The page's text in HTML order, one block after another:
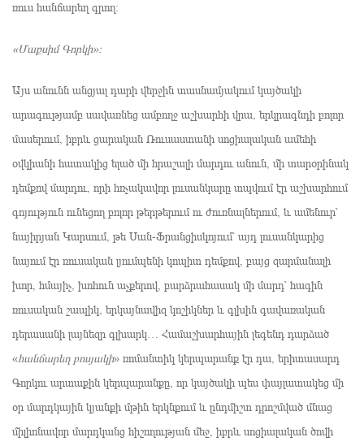
ռուս հանճարեղ գրող։
«Մաքսիմ Գորկի»։
Այս անունն անցյալ դարի վերջին տասնամյակում կայծակի
արագությամբ սավառնեց ամբողջ աշխարհի վրա, երկրագնդի բոլոր
մասերում, իբրև ցարական Ռուսաստանի սոցիալական ամեհի
օվկիանի հատակից ելած մի հրաշալի մարդու անուն, մի տարօրինակ
դեմքով մարդու, որի հռչակավոր լուսանկարը տպվում էր աշխարհում
գոյություն ունեցող բոլոր թերթերում ու ժուռնալներում, և ամենուր՝
նայիրյան Կարսում, թե Սան-Ֆրանցիսկոյում՝ այդ լուսանկարից
նայում էր ռուսական լյումպենի կոպիտ դեմքով, բայց զարմանալի
խոր, հմայիչ, խոհուն աչքերով, բարձրահասակ մի մարդ՝ հագին
ռուսական շապիկ, երկայնավիզ կոշիկներ և գլխին գավառական
դերասանի լայնեզր գլխարկ… Համաշխարհային լեգենդ դարձած
«հանճարեղ բոսյակի» ռոմանտիկ կերպարանք էր դա, երիտասարդ
Գորկու արտաքին կերպարանքը, որ կայծակի պես փայլատակեց մի
օր մարդկային կյանքի մթին երկնքում և ընդմիշտ դրոշմված մնաց
միլիոնավոր մարդկանց հիշողության մեջ, իբրև սոցիալական ծովի